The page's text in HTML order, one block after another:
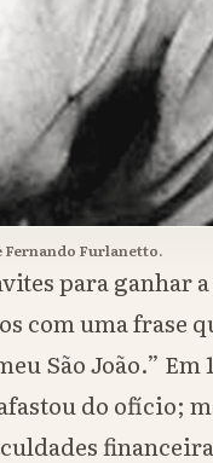
Fernando Furlanetto.
para ganhar
com uma frase
São João.” Em
do ofício;